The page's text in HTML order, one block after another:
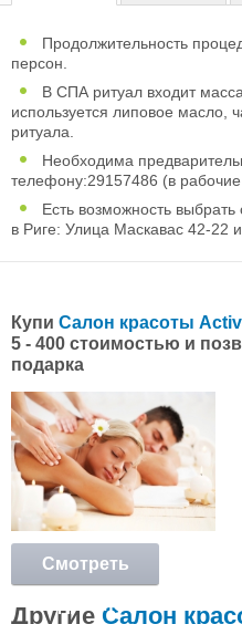
Продолжительность
персон.
В СПА ритуал входит
используется липовое масло,
ритуала.
Необходима
телефону:29157486 (в
Есть возможность
в Риге: Улица Маскавас 42-22
Купи Салон красоты
5 - 400 стоимостью и
подарка
Смотреть
подробнее
Другие Салон